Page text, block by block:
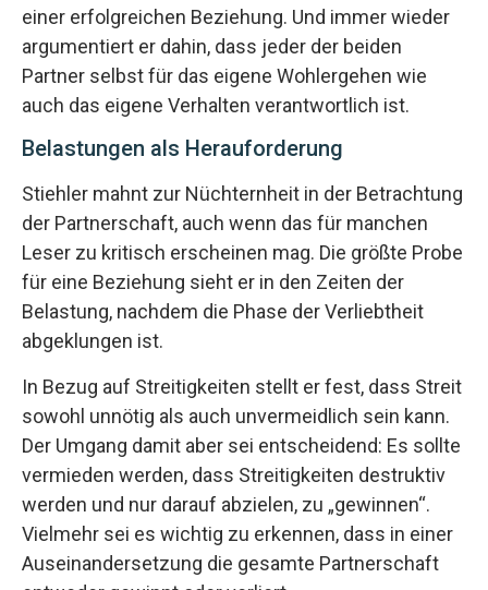
einer erfolgreichen Beziehung. Und immer wieder
argumentiert er dahin, dass jeder der beiden
Partner selbst für das eigene Wohlergehen wie
auch das eigene Verhalten verantwortlich ist.
Belastungen als Herauforderung
Stiehler mahnt zur Nüchternheit in der Betrachtung
der Partnerschaft, auch wenn das für manchen
Leser zu kritisch erscheinen mag. Die größte Probe
für eine Beziehung sieht er in den Zeiten der
Belastung, nachdem die Phase der Verliebtheit
abgeklungen ist.
In Bezug auf Streitigkeiten stellt er fest, dass Streit
sowohl unnötig als auch unvermeidlich sein kann.
Der Umgang damit aber sei entscheidend: Es sollte
vermieden werden, dass Streitigkeiten destruktiv
werden und nur darauf abzielen, zu „gewinnen“.
Vielmehr sei es wichtig zu erkennen, dass in einer
Auseinandersetzung die gesamte Partnerschaft